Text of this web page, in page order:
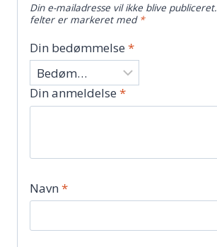
Din e-mailadresse vil ikke blive publiceret.
felter er markeret med *
Din bedømmelse *
Din anmeldelse *
Navn *